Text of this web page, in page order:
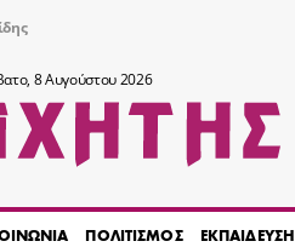
8 Αυγούστου 2026
ΠΟΛΙΤΙΣΜΟΣ ΕΚΠΑΙΔΕΥΣΗ